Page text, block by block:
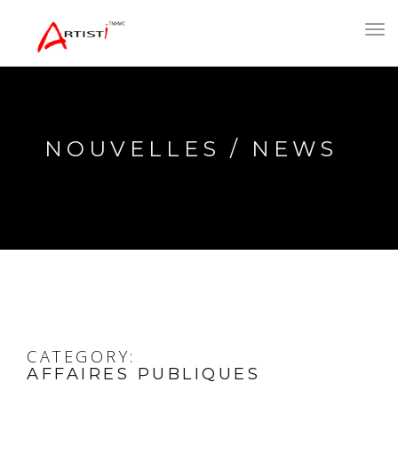
NOUVELLES / NEWS
CATEGORY:
AFFAIRES PUBLIQUES